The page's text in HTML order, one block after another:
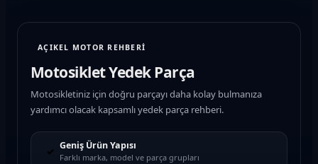
AÇIKEL MOTOR REHBERİ
Motosiklet Yedek Parça
Motosikletiniz için doğru parçayı daha kolay bulmanıza
yardımcı olacak kapsamlı yedek parça rehberi.
✓ Geniş Ürün Yapısı
Farklı marka, model ve parça grupları